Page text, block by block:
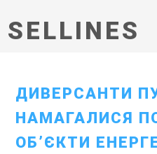
SELLINES
ДИВЕРСАНТИ
НАМАГАЛИСЯ
ОБ’ЄКТИ